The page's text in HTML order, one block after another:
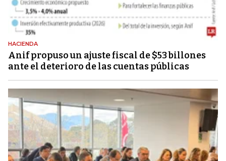
HACIENDA
Anif propuso un ajuste fiscal de $53 billones
ante el deterioro de las cuentas públicas